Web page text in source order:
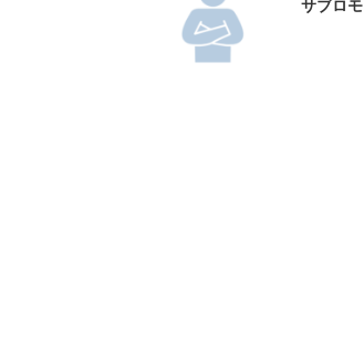
サブロ